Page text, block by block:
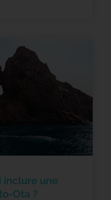
inclure une
Ota ?